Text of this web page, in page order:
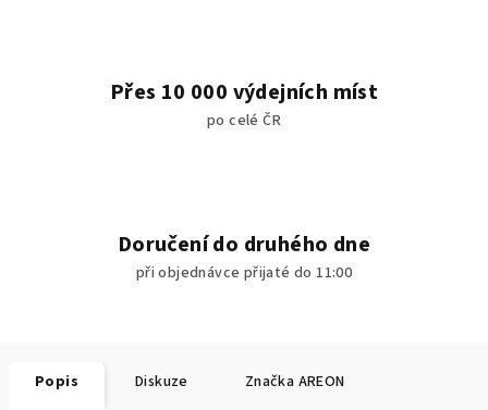
Přes 10 000 výdejních míst
po celé ČR
Doručení do druhého dne
při objednávce přijaté do 11:00
Popis Diskuze Značka AREON